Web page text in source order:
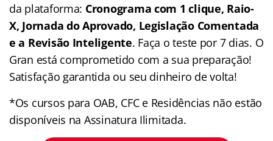
da plataforma: Cronograma com 1 clique, Raio-
X, Jornada do Aprovado, Legislação Comentada
e a Revisão Inteligente. Faça o teste por 7 dias. O
Gran está comprometido com a sua preparação!
Satisfação garantida ou seu dinheiro de volta!
*Os cursos para OAB, CFC e Residências não estão
disponíveis na Assinatura Ilimitada.